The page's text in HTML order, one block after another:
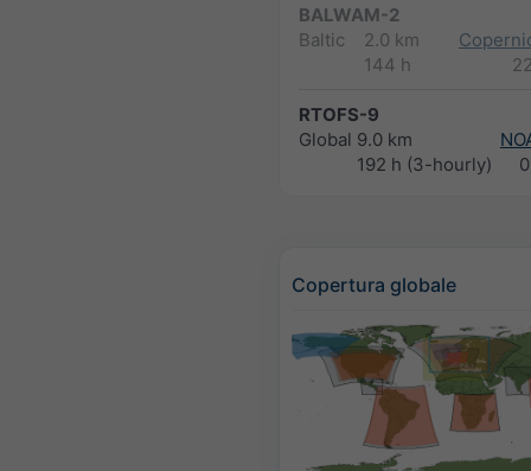
BALWAM-2
Baltic
2.0 km
144 h
RTOFS-9
Global 9.0 km
192 h (3-hourly)
Copertura globale